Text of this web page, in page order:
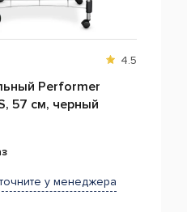
4.5
Performer
57 см, черный
у менеджера